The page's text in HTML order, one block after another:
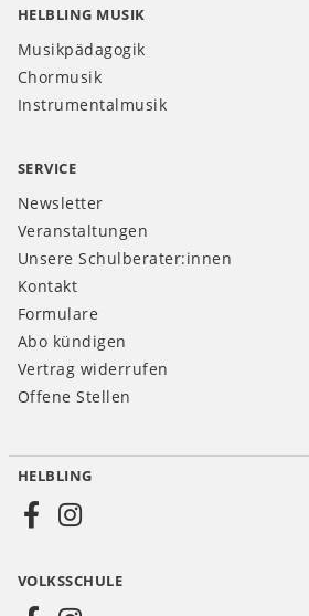
HELBLING MUSIK
Musikpädagogik
Chormusik
Instrumentalmusik
SERVICE
Newsletter
Veranstaltungen
Unsere Schulberater:innen
Kontakt
Formulare
Abo kündigen
Vertrag widerrufen
Offene Stellen
Social
HELBLING
VOLKSSCHULE